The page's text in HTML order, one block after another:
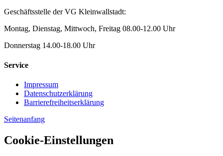
Geschäftsstelle der VG Kleinwallstadt:
Montag, Dienstag, Mittwoch, Freitag 08.00-12.00 Uhr
Donnerstag 14.00-18.00 Uhr
Service
Impressum
Datenschutzerklärung
Barrierefreiheitserklärung
Seitenanfang
Cookie-Einstellungen